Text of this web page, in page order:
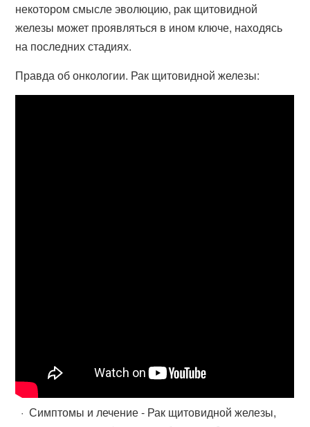
некотором смысле эволюцию, рак щитовидной
железы может проявляться в ином ключе, находясь
на последних стадиях.
Правда об онкологии. Рак щитовидной железы:
· Симптомы и лечение - Рак щитовидной железы,